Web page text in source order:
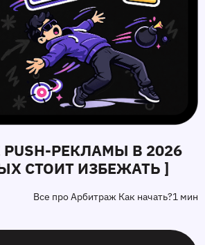
В 2026
СТОИТ ИЗБЕЖАТЬ ]
Все про Арбитраж Как начать?1 мин